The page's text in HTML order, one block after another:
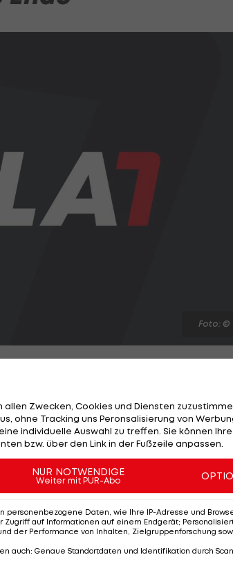
Foto: ©
der Schotte erst am Sonntag im
der Briten in Wimbledon zu beenden,
am Samstag gelungen. Der 31-
gegen Robert Lindstedt/Horia Tecau
Doppeltitel holten Hughes/Tuckey im
allen Zwecken, Cookies und Diensten
ohne Tracking uns Peronsalisierung von
individuelle Auswahl zu treffen. Sie können
bzw. über den Link in der Fußzeile anpassen.
NUR NOTWENDIGE
Weiter mit PUR-Abo
personenbezogene Daten, wie Ihre IP-Adresse und
Zugriff auf Informationen auf einem Endgerät;
der Performance von Inhalten, Zielgruppenforschung
auch: Genaue Standortdaten und Identifikation durch